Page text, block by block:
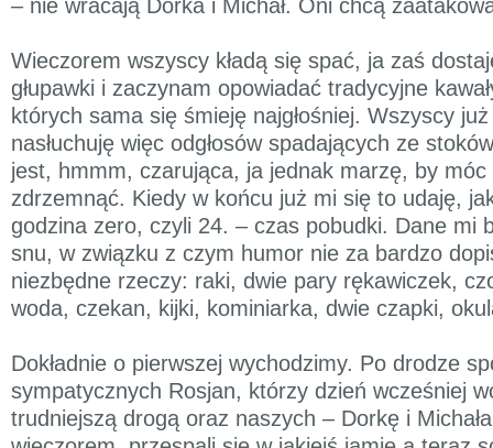
– nie wracają Dorka i Michał. Oni chcą
Wieczorem wszyscy kładą się spać, ja zaś
głupawki i zaczynam opowiadać tradycyjne
których sama się śmieję najgłośniej. Wszyscy
nasłuchuję więc odgłosów spadających ze
jest, hmmm, czarująca, ja jednak marzę, by
zdrzemnąć. Kiedy w końcu już mi się to udaję,
godzina zero, czyli 24. – czas pobudki. Dane mi
snu, w związku z czym humor nie za bardzo
niezbędne rzeczy: raki, dwie pary rękawiczek,
woda, czekan, kijki, kominiarka, dwie czapki,
Dokładnie o pierwszej wychodzimy. Po drodze
sympatycznych Rosjan, którzy dzień wcześniej
trudniejszą drogą oraz naszych – Dorkę i